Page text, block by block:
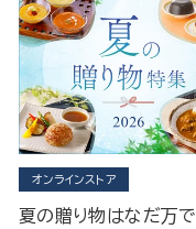
オンラインストア
夏の贈り物はなだ万で